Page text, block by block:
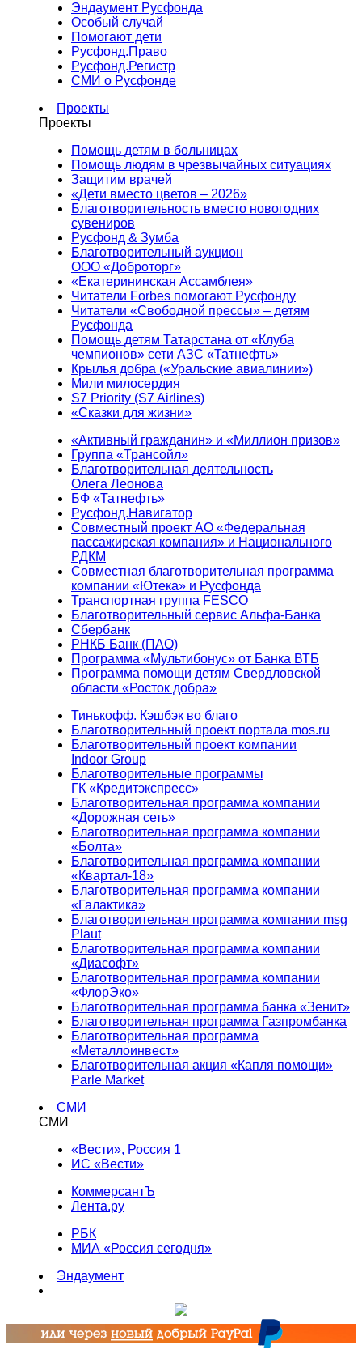
Эндаумент Русфонда
Особый случай
Помогают дети
Русфонд.Право
Русфонд.Регистр
СМИ о Русфонде
Проекты
Проекты
Помощь детям в больницах
Помощь людям в чрезвычайных ситуациях
Защитим врачей
«Дети вместо цветов – 2026»
Благотворительность вместо новогодних
сувениров
Русфонд & Зумба
Благотворительный аукцион
ООО «Доброторг»
«Екатерининская Ассамблея»
Читатели Forbes помогают Русфонду
Читатели «Свободной прессы» – детям
Русфонда
Помощь детям Татарстана от «Клуба
чемпионов» сети АЗС «Татнефть»
Крылья добра («Уральские авиалинии»)
Мили милосердия
S7 Priority (S7 Airlines)
«Сказки для жизни»
«Активный гражданин» и «Миллион призов»
Группа «Трансойл»
Благотворительная деятельность
Олега Леонова
БФ «Татнефть»
Русфонд.Навигатор
Совместный проект АО «Федеральная
пассажирская компания» и Национального
РДКМ
Совместная благотворительная программа
компании «Ютека» и Русфонда
Транспортная группа FESCO
Благотворительный сервис Альфа-Банка
Сбербанк
РНКБ Банк (ПАО)
Программа «Мультибонус» от Банка ВТБ
Программа помощи детям Свердловской
области «Росток добра»
Тинькофф. Кэшбэк во благо
Благотворительный проект портала mos.ru
Благотворительный проект компании
Indoor Group
Благотворительные программы
ГК «Кредитэкспресс»
Благотворительная программа компании
«Дорожная сеть»
Благотворительная программа компании
«Болта»
Благотворительная программа компании
«Квартал-18»
Благотворительная программа компании
«Галактика»
Благотворительная программа компании msg
Plaut
Благотворительная программа компании
«Диасофт»
Благотворительная программа компании
«ФлорЭко»
Благотворительная программа банка «Зенит»
Благотворительная программа Газпромбанка
Благотворительная программа
«Металлоинвест»
Благотворительная акция «Капля помощи»
Parle Market
СМИ
СМИ
«Вести», Россия 1
ИС «Вести»
КоммерсантЪ
Лента.ру
РБК
МИА «Россия сегодня»
Эндаумент